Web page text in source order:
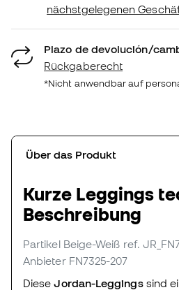
nächstgelegenen
Plazo de devolución/
Rückgaberecht
*Nicht anwendbar auf
Über das Produkt
Kurze Leggings
Beschreibung
Partikel Beige-Weiß ref.
Anbieter FN7325-207
DieseJordan-Leggingssind